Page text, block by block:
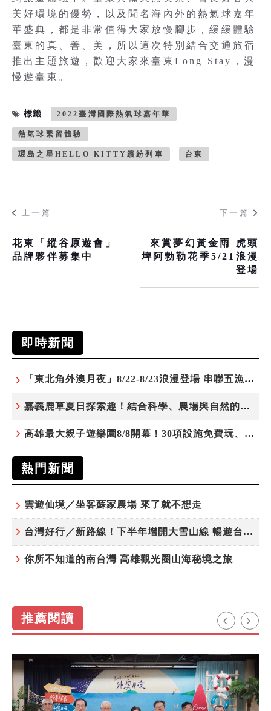
美好環境的優勢，以及聞名海內外的熱氣球嘉年
華盛典，都是非常值得大家放慢腳步，緩緩體驗
臺東的真、善、美，所以這次特別結合交通旅宿
推出主題旅遊，歡迎大家來臺東Long Stay，漫
慢遊臺東。
標籤 2022臺灣國際熱氣球嘉年華
熱氣球繫留體驗
環島之星HELLO KITTY繽紛列車 台東
上一篇
花東「縱谷原遊會」
品牌夥伴募集中
下一篇
來賞夢幻黃金雨 虎頭
埤阿勃勒花季5/21浪漫
登場
即時新聞
「東北角外澳月夜」8/22-8/23浪漫登場 串聯五漁村、音樂、市集、火舞與慢旅共度夏夜
嘉義鹿草夏日探索趣！結合科學、農場與自然的親子小旅行
高雄最大親子遊樂園8/8開幕！30項設施免費玩、YOYO家族嗨翻暑假
熱門新聞
雲遊仙境／坐客蘇家農場 來了就不想走
台灣好行／新路線！下半年增開大雪山線 暢遊台中更便利
你所不知道的南台灣 高雄觀光圈山海秘境之旅
推薦閱讀